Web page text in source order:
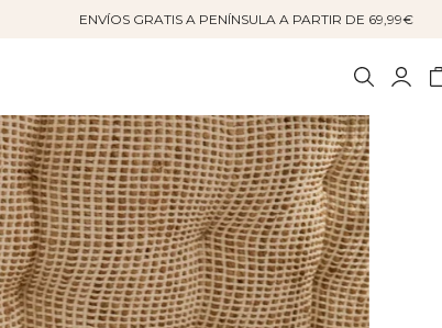
ENVÍOS GRATIS A PENÍNSULA A PARTIR DE 69,99€